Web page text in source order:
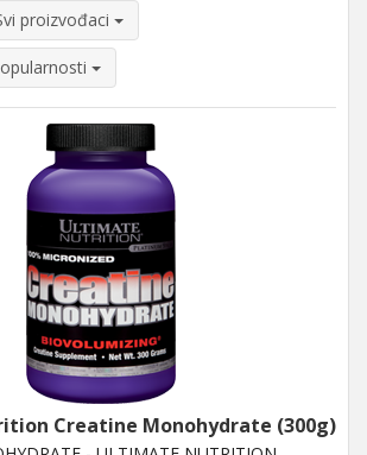
proizvođaci
Creatine Monohydrate (300g)